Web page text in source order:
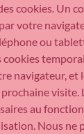
cookies. Un
votre
ou
cookies
navigateur, et
visite.
au
Nous ne